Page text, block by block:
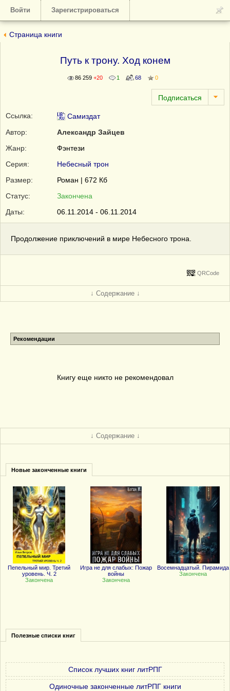
Войти Зарегистрироваться
Страница книги
Путь к трону. Ход конем
86 259 +20 1 68 0
Ссылка:
Самиздат
Автор:
Александр Зайцев
Жанр:
Фэнтези
Серия:
Небесный трон
Размер:
Роман | 672 Кб
Статус:
Закончена
Даты:
06.11.2014 - 06.11.2014
Продолжение приключений в мире Небесного трона.
QRCode
↓ Содержание ↓
Рекомендации
Книгу еще никто не рекомендовал
↓ Содержание ↓
Новые законченные книги
Пепельный мир. Третий
уровень. Ч. 2
Закончена
Игра не для слабых: Пожар
войны
Закончена
Восемнадцатый. Пирамида
Закончена
Полезные списки книг
Список лучших книг литРПГ
Одиночные законченные литРПГ книги